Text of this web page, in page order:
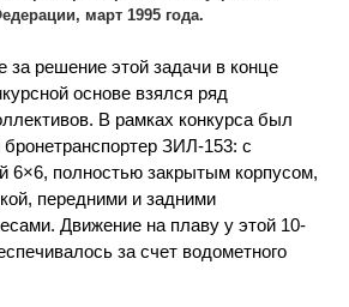
март 1995 года.
решение этой задачи в конце
основе взялся ряд
В рамках конкурса был
ЗИЛ-153: с
6×6, полностью закрытым корпусом,
передними и задними
Движение на плаву у этой 10-
за счет водометного